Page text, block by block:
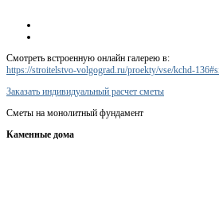
Смотреть встроенную онлайн галерею в:
https://stroitelstvo-volgograd.ru/proekty/vse/kchd-
Заказать индивидуальный расчет сметы
Сметы на монолитный фундамент
Каменные дома